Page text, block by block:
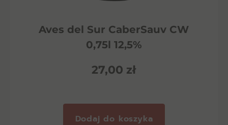
Aves del Sur CaberSauv CW
0,75l 12,5%
27,00 zł
Dodaj do koszyka